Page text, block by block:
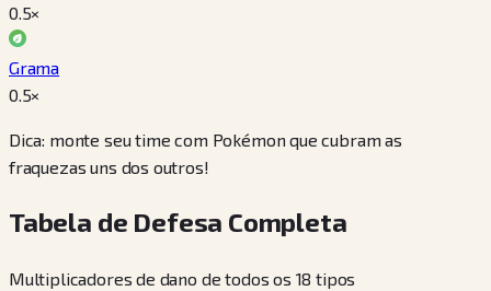
0.5×
Grama
0.5×
Dica: monte seu time com Pokémon que cubram as
fraquezas uns dos outros!
Tabela de Defesa Completa
Multiplicadores de dano de todos os 18 tipos